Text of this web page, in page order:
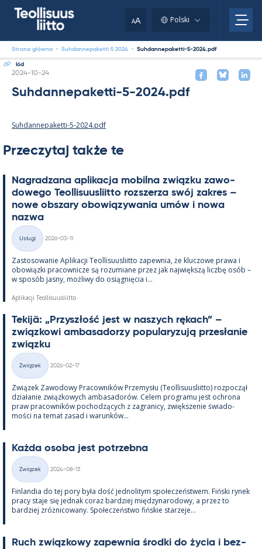
AA Polski
Strona główna - Suhdannepaketti 5 2024 - Suhdannepaketti-5-2024.pdf
lód
Kirjoitettu
2024-10-24
Suhdannepaketti-5-2024.pdf
Suhdannepaketti-5-2024.pdf
Przeczytaj także te
Na­gradzana apli­kacja mo­bilna związku zawo­
dowego Teol­li­suus­liitto rozszerza swój za­kres –
nowe obszary obowiązywa­nia umów i nowa
nazwa
Kategorie
Usługi
2026-03-11
Zas­to­sowa­nie Apli­kacji Teol­li­suus­liitto za­pew­nia, że kluczowe prawa i
obowiązki pracow­nicze są rozu­miane przez jak największą liczbę osób –
w sposób jasny, moż­liwy do osiąg­nięcia i...
Aplikacji Teollisuusliitto
Te­kijä: „Przyszłość jest w naszych rę­kach” –
związ­kowi am­ba­sa­dorzy po­pu­la­ryzują przesła­nie
związku
Kategorie
Związek
2026-02-17
Związek Zawo­dowy Pracow­ników Prze­mysłu (Teol­li­suus­liitto) roz­począł
działa­nie związ­kowych am­ba­sa­dorów. Ce­lem pro­gramu jest ochrona
praw pracow­ników poc­hodzących z za­gra­nicy, zwiększe­nie świa­do­
mości na te­mat za­sad i wa­runków...
Każda osoba jest potrzebna
Kategorie
Związek
2024-08-13
Fin­lan­dia do tej pory była dość jed­no­li­tym społeczeństwem. Fiński ry­nek
pracy staje się jed­nak co­raz bardziej między­na­ro­dowy, a przez to
bardziej zróż­nicowany. Społeczeństwo fińs­kie starzeje...
Ruch związ­kowy za­pew­nia środki do życia i bez­